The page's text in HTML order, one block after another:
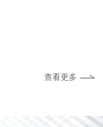
查看更多